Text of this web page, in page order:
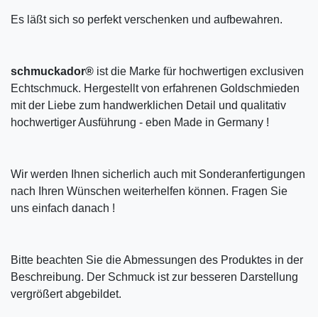
Es läßt sich so perfekt verschenken und aufbewahren.
schmuckador® ist die Marke für hochwertigen exclusiven
Echtschmuck. Hergestellt von erfahrenen Goldschmieden
mit der Liebe zum handwerklichen Detail und qualitativ
hochwertiger Ausführung - eben Made in Germany !
Wir werden Ihnen sicherlich auch mit Sonderanfertigungen
nach Ihren Wünschen weiterhelfen können. Fragen Sie
uns einfach danach !
Bitte beachten Sie die Abmessungen des Produktes in der
Beschreibung. Der Schmuck ist zur besseren Darstellung
vergrößert abgebildet.